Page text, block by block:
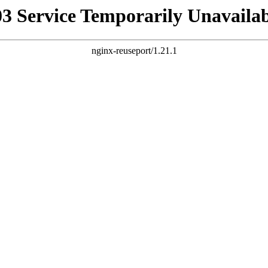
Service Temporarily
nginx-reuseport/1.21.1